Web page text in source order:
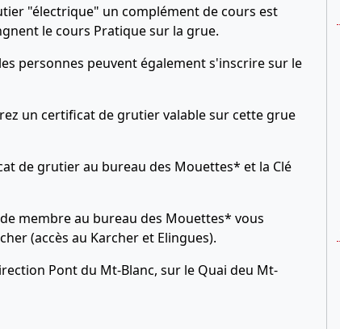
"électrique" un complément de cours est
le cours Pratique sur la grue.
personnes peuvent également s'inscrire sur le
un certificat de grutier valable sur cette grue
de grutier au bureau des Mouettes* et la Clé
membre au bureau des Mouettes* vous
(accès au Karcher et Elingues).
Pont du Mt-Blanc, sur le Quai deu Mt-